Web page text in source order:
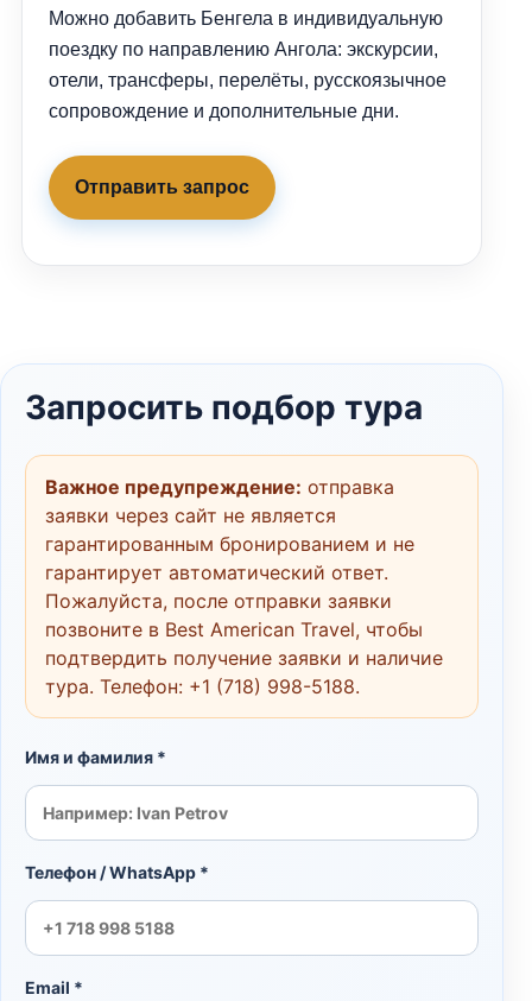
Можно добавить Бенгела в индивидуальную
поездку по направлению Ангола: экскурсии,
отели, трансферы, перелёты, русскоязычное
сопровождение и дополнительные дни.
Отправить запрос
Запросить подбор тура
Важное предупреждение: отправка
заявки через сайт не является
гарантированным бронированием и не
гарантирует автоматический ответ.
Пожалуйста, после отправки заявки
позвоните в Best American Travel, чтобы
подтвердить получение заявки и наличие
тура. Телефон: +1 (718) 998-5188.
Имя и фамилия *
Телефон / WhatsApp *
Email *